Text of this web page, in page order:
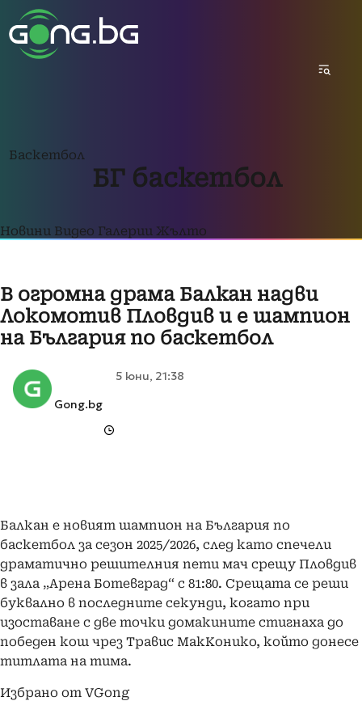
Баскетбол
БГ баскетбол
Новини Видео Галерии Жълто
В огромна драма Балкан надви
Локомотив Пловдив и е шампион
на България по баскетбол
Gong.bg
5 юни, 21:38
Балкан е новият шампион на България по
баскетбол за сезон 2025/2026, след като спечели
драматично решителния пети мач срещу Пловдив
в зала „Арена Ботевград“ с 81:80. Срещата се реши
буквално в последните секунди, когато при
изоставане с две точки домакините стигнаха до
победен кош чрез Травис МакКонико, който донесе
титлата на тима.
Избрано от VGong